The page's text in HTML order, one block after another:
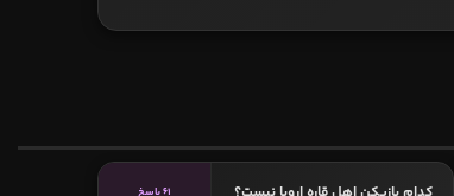
61 پاسخ